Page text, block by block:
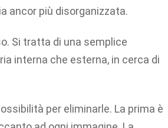
ancor più disorganizzata.
Si tratta di una semplice
interna che esterna, in cerca di
per eliminarle. La prima è